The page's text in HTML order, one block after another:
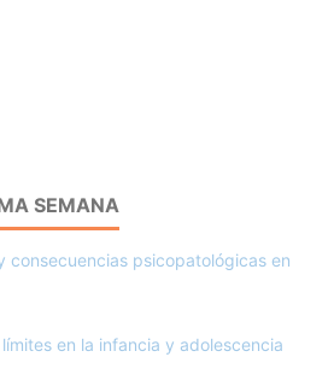
SEMANA
consecuencias psicopatológicas en
en la infancia y adolescencia